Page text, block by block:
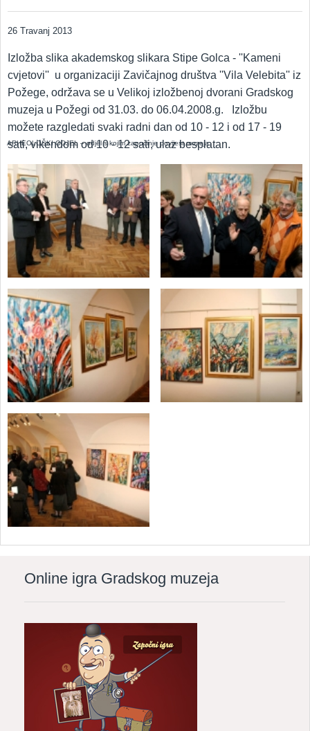
ARHEOLOŠKI ODJEL – odjel s kojim započinje povijest muzeja
26 Travanj 2013
Izložba slika akademskog slikara Stipe Golca - ''Kameni
cvjetovi'' u organizaciji Zavičajnog društva ''Vila Velebita'' iz
Požege, održava se u Velikoj izložbenoj dvorani Gradskog
muzeja u Požegi od 31.03. do 06.04.2008.g. Izložbu
možete razgledati svaki radni dan od 10 - 12 i od 17 - 19
sati, vikendom od 10 - 12 sati, ulaz besplatan.
Online igra Gradskog muzeja